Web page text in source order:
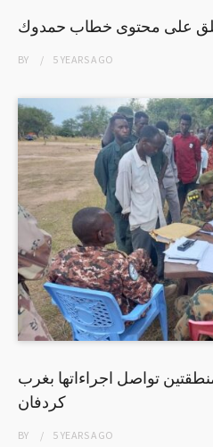
على محتوى خطاب حمدوك
BY 5 YEARSAGO
تواصل اجراءاتها بغرب
كردفان
BY 5 YEARSAGO